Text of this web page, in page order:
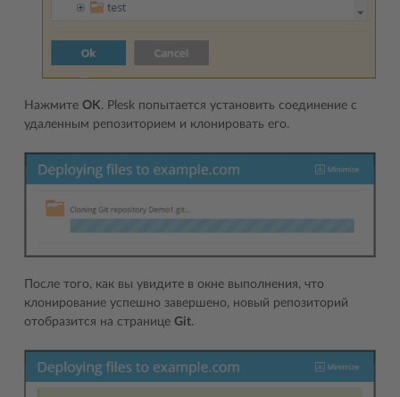
Нажмите OK. Plesk попытается установить соединение с
удаленным репозиторием и клонировать его.
После того, как вы увидите в окне выполнения, что
клонирование успешно завершено, новый репозиторий
отобразится на странице Git.